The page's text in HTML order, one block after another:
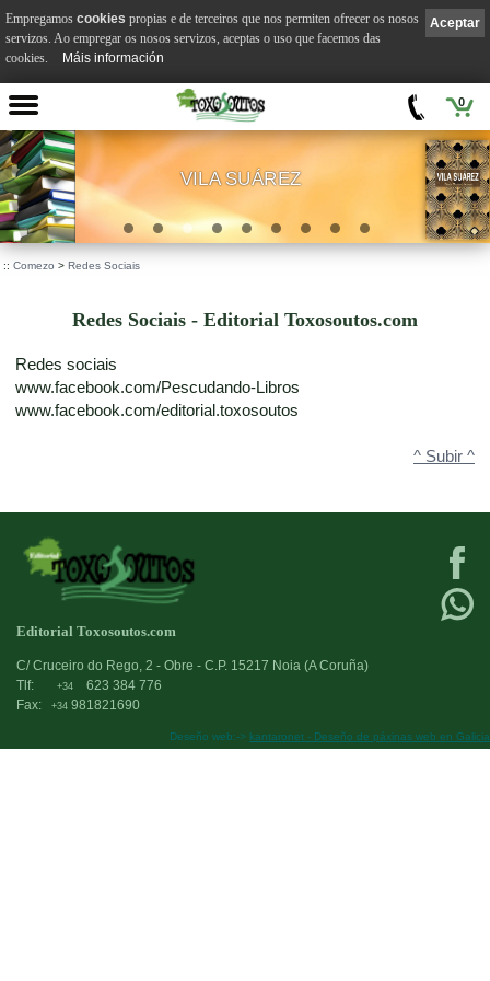
0
VILA SUÁREZ
:: Comezo > Redes Sociais
Redes Sociais - Editorial Toxosoutos.com
Redes sociais
www.facebook.com/Pescudando-Libros
www.facebook.com/editorial.toxosoutos
^ Subir ^
Editorial Toxosoutos.com
C/ Cruceiro do Rego, 2 - Obre - C.P. 15217 Noia (A Coruña)
Tlf:
+34
623 384 776
Fax:
+34 981821690
Deseño web:-> kantaronet - Deseño de páxinas web en Galicia
Aceptar
Empregamos cookies propias e de terceiros que nos permiten ofrecer os nosos
servizos. Ao empregar os nosos servizos, aceptas o uso que facemos das
cookies.
Máis información